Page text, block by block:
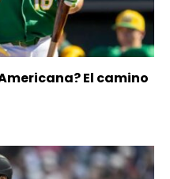
El camino